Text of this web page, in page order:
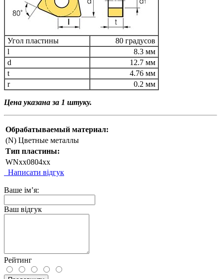
Угол пластины
80 градусов
l
8.3 мм
d
12.7 мм
t
4.76 мм
r
0.2 мм
Цена указана за 1 штуку.
Обрабатываемый материал:
(N) Цветные металлы
Тип пластины:
WNxx0804xx
Написати відгук
Ваше ім’я:
Ваш відгук
Рейтинг